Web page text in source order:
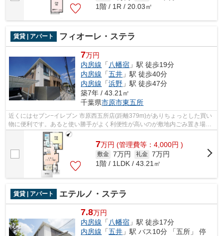
1階 / 1R / 20.03㎡
賃貸 | アパート フィオーレ・ステラ
7万円
内房線 「 八幡宿 」駅 徒歩19分
内房線 「五井 」駅 徒歩40分
内房線 「浜野 」駅 徒歩47分
築7年 / 43.21㎡
千葉県市原市東五所
近くにはセブン−イレブン 市原西五所店(距離379m)がありちょっとした買い
物に便利です。あると使い勝手がよく利便性が高いのが敷地内ごみ置き場で
す。通風良好で陽の当たる気持ちの良...
7万円 (管理費等：4,000円 )
敷金 7万円 礼金 7万円
1階 / 1LDK / 43.21㎡
賃貸 | アパート エテルノ・ステラ
7.8万円
内房線 「 八幡宿 」駅 徒歩17分
内房線 「五井 」駅 バス10分 「五所」 停